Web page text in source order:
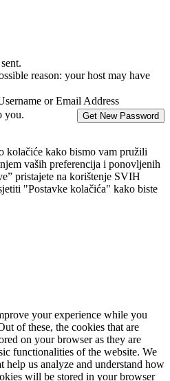
reason: your host may have
or Email Address
you.
kolačiće kako bismo vam pružili
vaših preferencija i ponovljenih
pristajete na korištenje SVIH
"Postavke kolačića" kako biste
your experience while you
of these, the cookies that are
on your browser as they are
functionalities of the website. We
help us analyze and understand how
will be stored in your browser